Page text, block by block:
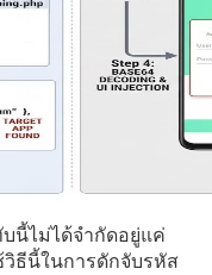
นี้ไม่ได้จำกัดอยู่แค่
ธีนี้ในการดักจับรหัส